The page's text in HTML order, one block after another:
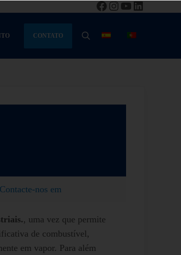
Facebook
Instagram
YouTube
LinkedIn
CONTATO PESQUISA
Contacte-nos em
, uma vez que permite
de combustível,
em vapor. Para além